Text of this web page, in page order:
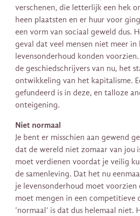
verschenen, die letterlijk een hek
heen plaatsten en er huur voor
een vorm van sociaal geweld dus.
geval dat veel mensen niet meer in
levensonderhoud konden
de geschiedschrijvers van nu, het
ontwikkeling van het kapitalisme.
gefundeerd is in deze, en talloze
onteigening.
Niet normaal
Je bent er misschien aan gewend
dat de wereld niet zomaar van jou
moet verdienen voordat je veilig
de samenleving. Dat het nu
je levensonderhoud moet voorzien
moet mengen in een competitieve
‘normaal’ is dat dus helemaal niet.